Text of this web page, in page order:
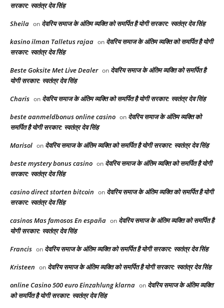
सरकार: स्वतंत्र देव सिंह
Sheila on देवरिय समाज के अंतिम व्यक्ति को समर्पित है योगी सरकार: स्वतंत्र देव सिंह
kasino ilman Talletus rajaa on देवरिय समाज के अंतिम व्यक्ति को समर्पित है योगी
सरकार: स्वतंत्र देव सिंह
Beste Goksite Met Live Dealer on देवरिय समाज के अंतिम व्यक्ति को समर्पित है
योगी सरकार: स्वतंत्र देव सिंह
Charis on देवरिय समाज के अंतिम व्यक्ति को समर्पित है योगी सरकार: स्वतंत्र देव सिंह
beste aanmeldbonus online casino on देवरिय समाज के अंतिम व्यक्ति को
समर्पित है योगी सरकार: स्वतंत्र देव सिंह
Marisol on देवरिय समाज के अंतिम व्यक्ति को समर्पित है योगी सरकार: स्वतंत्र देव सिंह
beste mystery bonus casino on देवरिय समाज के अंतिम व्यक्ति को समर्पित है योगी
सरकार: स्वतंत्र देव सिंह
casino direct storten bitcoin on देवरिय समाज के अंतिम व्यक्ति को समर्पित है योगी
सरकार: स्वतंत्र देव सिंह
casinos Mas famosos En españa on देवरिय समाज के अंतिम व्यक्ति को समर्पित है
योगी सरकार: स्वतंत्र देव सिंह
Francis on देवरिय समाज के अंतिम व्यक्ति को समर्पित है योगी सरकार: स्वतंत्र देव सिंह
Kristeen on देवरिय समाज के अंतिम व्यक्ति को समर्पित है योगी सरकार: स्वतंत्र देव सिंह
online Casino 500 euro Einzahlung klarna on देवरिय समाज के अंतिम व्यक्ति
को समर्पित है योगी सरकार: स्वतंत्र देव सिंह